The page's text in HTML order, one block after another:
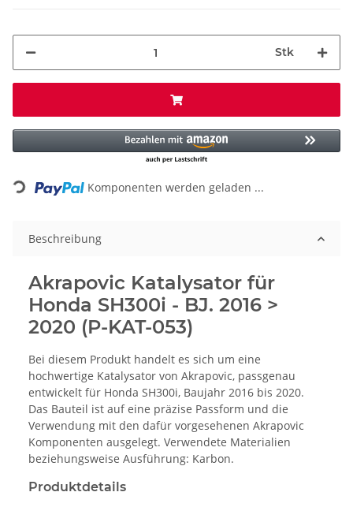
Stk
Loading... Komponenten werden geladen ...
Beschreibung
Akrapovic Katalysator für
Honda SH300i - BJ. 2016 >
2020 (P-KAT-053)
Bei diesem Produkt handelt es sich um eine
hochwertige Katalysator von Akrapovic, passgenau
entwickelt für Honda SH300i, Baujahr 2016 bis 2020.
Das Bauteil ist auf eine präzise Passform und die
Verwendung mit den dafür vorgesehenen Akrapovic
Komponenten ausgelegt. Verwendete Materialien
beziehungsweise Ausführung: Karbon.
Produktdetails